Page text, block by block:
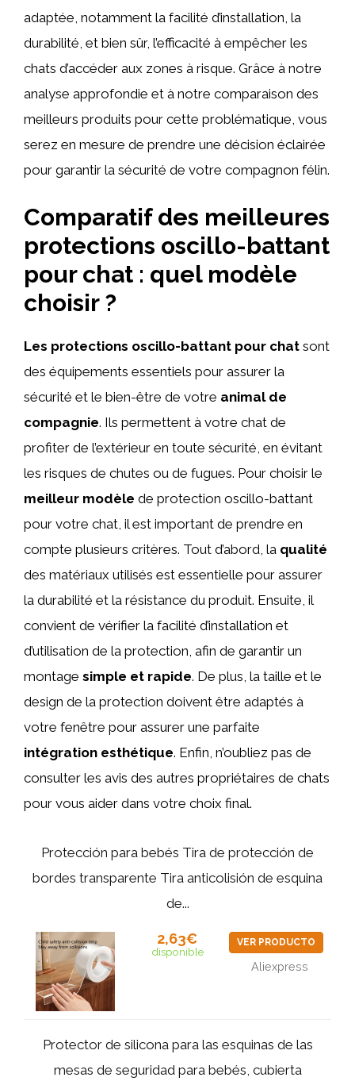
adaptée, notamment la facilité d’installation, la
durabilité, et bien sûr, l’efficacité à empêcher les
chats d’accéder aux zones à risque. Grâce à notre
analyse approfondie et à notre comparaison des
meilleurs produits pour cette problématique, vous
serez en mesure de prendre une décision éclairée
pour garantir la sécurité de votre compagnon félin.
Comparatif des meilleures
protections oscillo-battant
pour chat : quel modèle
choisir ?
Les protections oscillo-battant pour chat sont
des équipements essentiels pour assurer la
sécurité et le bien-être de votre animal de
compagnie. Ils permettent à votre chat de
profiter de l’extérieur en toute sécurité, en évitant
les risques de chutes ou de fugues. Pour choisir le
meilleur modèle de protection oscillo-battant
pour votre chat, il est important de prendre en
compte plusieurs critères. Tout d’abord, la qualité
des matériaux utilisés est essentielle pour assurer
la durabilité et la résistance du produit. Ensuite, il
convient de vérifier la facilité d’installation et
d’utilisation de la protection, afin de garantir un
montage simple et rapide. De plus, la taille et le
design de la protection doivent être adaptés à
votre fenêtre pour assurer une parfaite
intégration esthétique. Enfin, n’oubliez pas de
consulter les avis des autres propriétaires de chats
pour vous aider dans votre choix final.
Protección para bebés Tira de protección de
bordes transparente Tira anticolisión de esquina
de...
2,63€
disponible
VER PRODUCTO
Aliexpress
Protector de silicona para las esquinas de las
mesas de seguridad para bebés, cubierta